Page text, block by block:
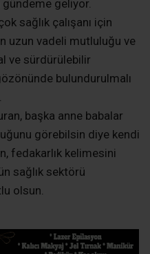
gündeme geliyor.
sağlık çalışanı için
uzun vadeli mutluluğu ve
ve sürdürülebilir
bulundurulmalı
başka anne babalar
görebilsin diye kendi
fedakarlık kelimesini
sağlık sektörü
olsun.